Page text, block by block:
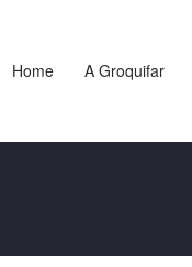
Home A Groquifar